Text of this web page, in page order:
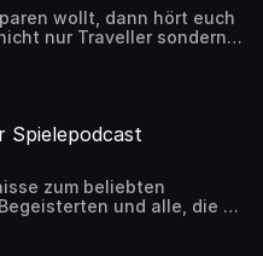
wollt, dann hört euch
nur Traveller sondern
für euch die besten
Mauritius
privacy for more
Spielepodcast
zum beliebten
und alle, die es
Podcast, in dem es nur
"Endstation Uno" ist